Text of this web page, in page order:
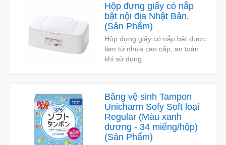
Hộp đựng giấy có nắp
bật nội địa Nhật Bản.
(Sản Phẩm)
Hộp đựng giấy có nắp bật được
làm từ nhựa cao cấp, an toàn
khi sử dụng.
Băng vệ sinh Tampon
Unicharm Sofy Soft loại
Regular (Màu xanh
dương - 34 miếng/hộp)
(Sản Phẩm)